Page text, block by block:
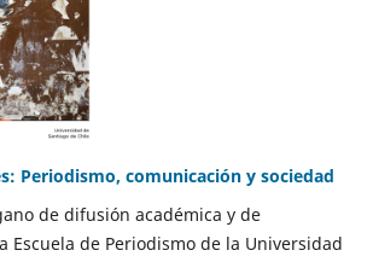
Periodismo, comunicación y sociedad
de difusión académica y de
Escuela de Periodismo de la Universidad